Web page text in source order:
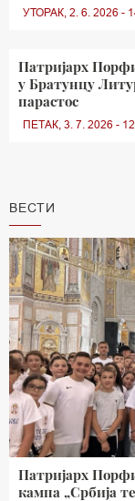
УТОРАК, 2. 6. 2026 -
Патријарх
у Братунцу
парастос
ПЕТАК, 3. 7. 2026 -
ВЕСТИ
Патријарх
кампа „Србија